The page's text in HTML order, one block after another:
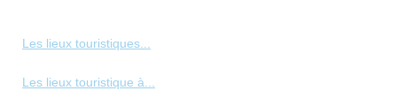
Les lieux touristiques...
Les lieux touristique à...